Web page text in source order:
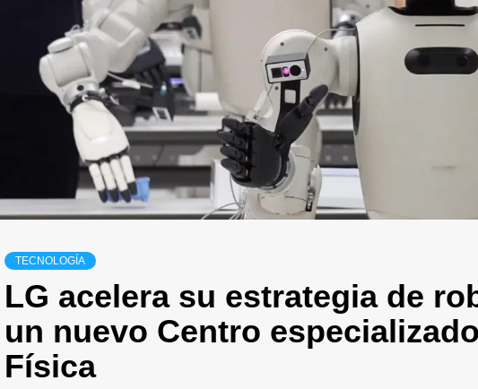
TECNOLOGÍA
LG acelera su estrategia de
un nuevo Centro
Física